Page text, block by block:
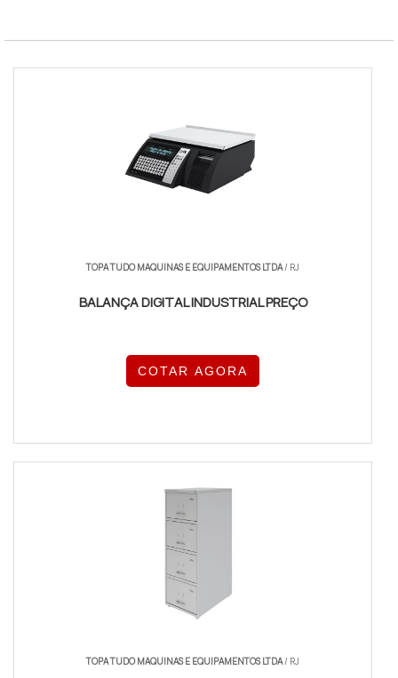
TOPA TUDO MAQUINAS E EQUIPAMENTOS LTDA/ RJ
BALANÇA DIGITAL INDUSTRIAL PREÇO
COTAR AGORA
TOPA TUDO MAQUINAS E EQUIPAMENTOS LTDA/ RJ